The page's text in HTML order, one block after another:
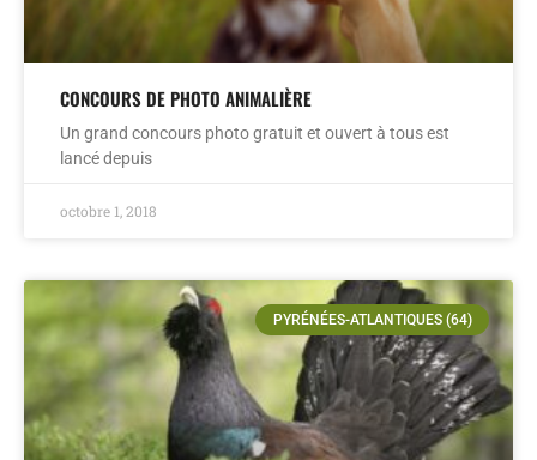
CONCOURS DE PHOTO ANIMALIÈRE
Un grand concours photo gratuit et ouvert à tous est
lancé depuis
octobre 1, 2018
PYRÉNÉES-ATLANTIQUES (64)